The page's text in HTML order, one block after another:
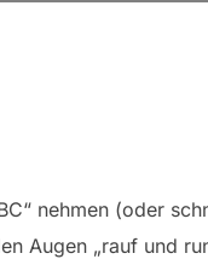
nehmen (oder
Augen „rauf und